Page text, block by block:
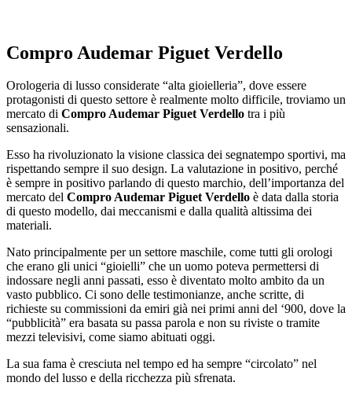
Compro Audemar Piguet Verdello
Orologeria di lusso considerate “alta gioielleria”, dove essere
protagonisti di questo settore è realmente molto difficile, troviamo un
mercato di Compro Audemar Piguet Verdello tra i più
sensazionali.
Esso ha rivoluzionato la visione classica dei segnatempo sportivi, ma
rispettando sempre il suo design. La valutazione in positivo, perché
è sempre in positivo parlando di questo marchio, dell’importanza del
mercato del Compro Audemar Piguet Verdello è data dalla storia
di questo modello, dai meccanismi e dalla qualità altissima dei
materiali.
Nato principalmente per un settore maschile, come tutti gli orologi
che erano gli unici “gioielli” che un uomo poteva permettersi di
indossare negli anni passati, esso è diventato molto ambito da un
vasto pubblico. Ci sono delle testimonianze, anche scritte, di
richieste su commissioni da emiri già nei primi anni del ‘900, dove la
“pubblicità” era basata su passa parola e non su riviste o tramite
mezzi televisivi, come siamo abituati oggi.
La sua fama è cresciuta nel tempo ed ha sempre “circolato” nel
mondo del lusso e della ricchezza più sfrenata.